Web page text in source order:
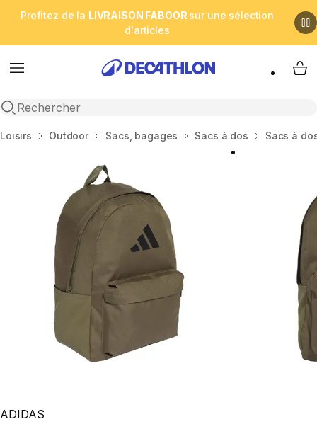
Profitez de la LIVRAISON FABOOR sur une sélection
d'articles
Menu
Open search
My
Accueil
Loisirs Outdoor Sacs, bagages Sacs à dos Sacs à
ADIDAS